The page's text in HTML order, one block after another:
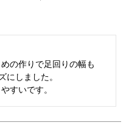
の作りで足回りの幅も
にしました。
すいです。